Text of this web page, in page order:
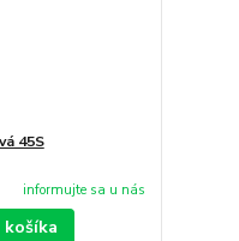
45S
informujte sa u nás